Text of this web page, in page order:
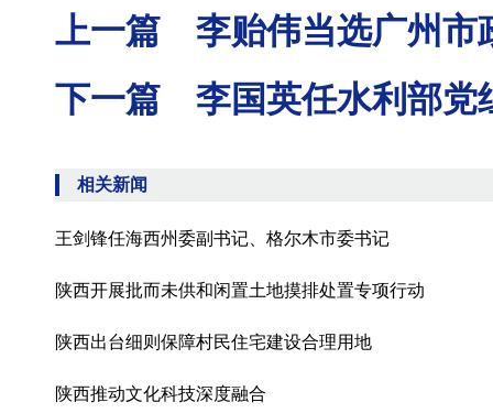
上一篇 李贻伟当选广州市
下一篇 李国英任水利部党
相关新闻
王剑锋任海西州委副书记、格尔木市委书记
陕西开展批而未供和闲置土地摸排处置专项行动
陕西出台细则保障村民住宅建设合理用地
陕西推动文化科技深度融合